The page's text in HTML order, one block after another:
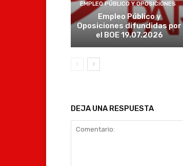
EMPLEO PÚBLICO Y OPOSICIONES
Empleo Público y
Oposiciones difundidas por
el BOE 19.07.2026
DEJA UNA RESPUESTA